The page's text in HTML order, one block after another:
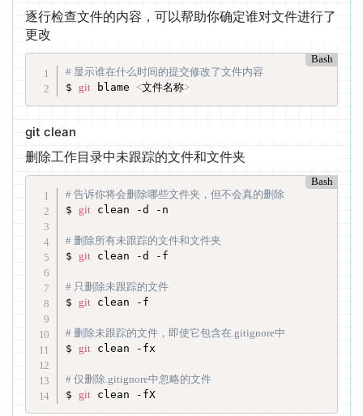
逐行检查文件的内容，可以帮助你确定谁对文件进行了
更改
Bash
# 显示谁在什么时间的提交修改了文件内容
$ git blame <文件名称>
git clean
删除工作目录中未跟踪的文件和文件夹
Bash
# 告诉你将会删除哪些文件夹，但不会真的删除
$ git clean -d -n
# 删除所有未跟踪的文件和文件夹
$ git clean -d -f
# 只删除未跟踪的文件
$ git clean -f
# 删除未跟踪的文件，即使它包含在.gitignore中
$ git clean -fx
# 仅删除.gitignore中忽略的文件
$ git clean -fX